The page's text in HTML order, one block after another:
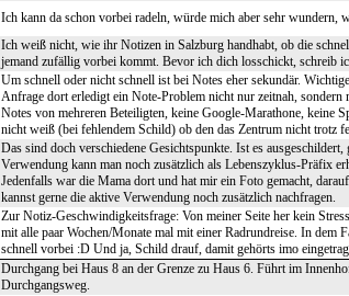
Ich kann da schon vorbei radeln, würde mich aber sehr wundern,
Ich weiß nicht, wie ihr Notizen in Salzburg handhabt, ob die
jemand zufällig vorbei kommt. Bevor ich dich losschickt, schreib
Um schnell oder nicht schnell ist bei Notes eher sekundär.
Anfrage dort erledigt ein Note-Problem nicht nur zeitnah,
Notes von mehreren Beteiligten, keine Google-Marathone, keine
nicht weiß (bei fehlendem Schild) ob den das Zentrum nicht trotz
Das sind doch verschiedene Gesichtspunkte. Ist es
Verwendung kann man noch zusätzlich als Lebenszyklus-Präfix
Jedenfalls war die Mama dort und hat mir ein Foto gemacht,
kannst gerne die aktive Verwendung noch zusätzlich nachfragen.
Zur Notiz-Geschwindigkeitsfrage: Von meiner Seite her kein
mit alle paar Wochen/Monate mal mit einer Radrundreise. In dem
schnell vorbei :D Und ja, Schild drauf, damit gehörts imo
Durchgang bei Haus 8 an der Grenze zu Haus 6. Führt im
Durchgangsweg.